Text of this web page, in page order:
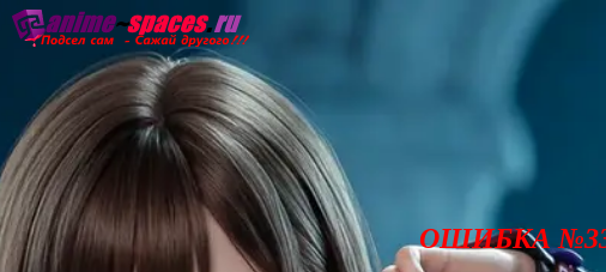
Онгоинги
ОШИБКА